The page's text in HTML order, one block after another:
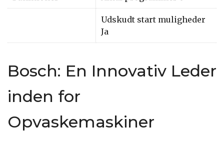
Udskudt start muligheder
Ja
Bosch: En Innovativ Leder
inden for
Opvaskemaskiner